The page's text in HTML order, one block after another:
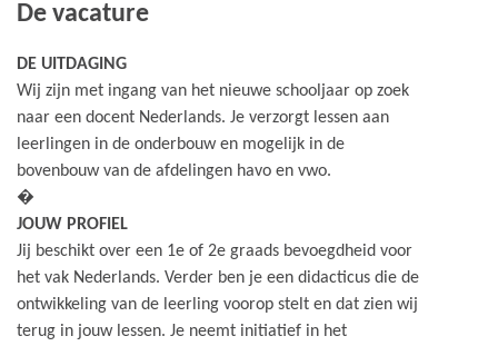
De vacature
DE UITDAGING
Wij zijn met ingang van het nieuwe schooljaar op zoek
naar een docent Nederlands. Je verzorgt lessen aan
leerlingen in de onderbouw en mogelijk in de
bovenbouw van de afdelingen havo en vwo.
�
JOUW PROFIEL
Jij beschikt over een 1e of 2e graads bevoegdheid voor
het vak Nederlands. Verder ben je een didacticus die de
ontwikkeling van de leerling voorop stelt en dat zien wij
terug in jouw lessen. Je neemt initiatief in het